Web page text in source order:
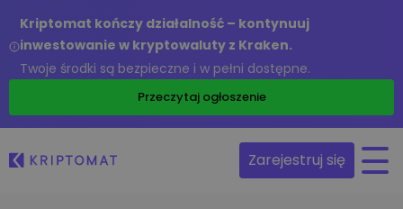
Kriptomat kończy działalność – kontynuuj
inwestowanie w kryptowaluty z Kraken.
Twoje środki są bezpieczne i w pełni dostępne.
Przeczytaj ogłoszenie
Zarejestruj się